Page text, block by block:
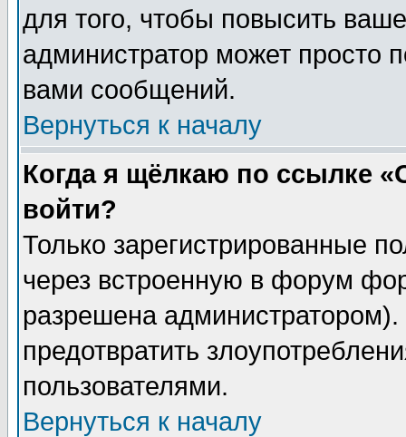
для того, чтобы повысить
администратор может просто
вами сообщений.
Вернуться к началу
Когда я щёлкаю по ссылке
войти?
Только зарегистрированные
через встроенную в форум
разрешена
предотвратить
пользователями.
Вернуться к началу